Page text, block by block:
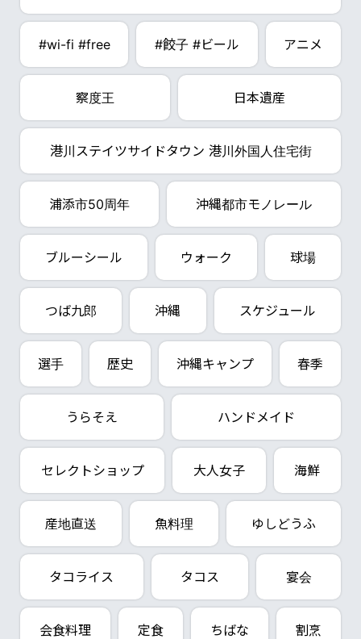
#wi-fi #free #餃子 #ビール アニメ
察度王 日本遺産
港川ステイツサイドタウン 港川外国人住宅街
浦添市50周年 沖縄都市モノレール
ブルーシール ウォーク 球場
つば九郎 沖縄 スケジュール
選手 歴史 沖縄キャンプ 春季
うらそえ ハンドメイド
セレクトショップ 大人女子 海鮮
産地直送 魚料理 ゆしどうふ
タコライス タコス 宴会
会食料理 定食 ちばな 割烹